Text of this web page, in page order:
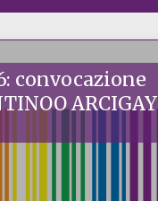
convocazione
ARCIGAY